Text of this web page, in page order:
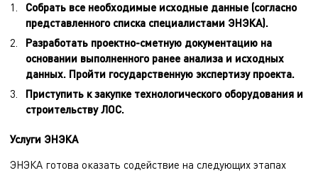
Собрать все необходимые исходные данные (согласно
представленного списка специалистами ЭНЭКА).
Разработать проектно-сметную документацию на
основании выполненного ранее анализа и исходных
данных. Пройти государственную экспертизу проекта.
Приступить к закупке технологического оборудования и
строительству ЛОС.
Услуги ЭНЭКА
ЭНЭКА готова оказать содействие на следующих этапах